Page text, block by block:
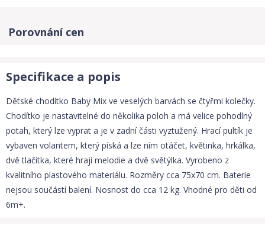
Porovnání cen
Specifikace a popis
Dětské chodítko Baby Mix ve veselých barvách se čtyřmi kolečky.
Chodítko je nastavitelné do několika poloh a má velice pohodlný
potah, který lze vyprat a je v zadní části vyztužený. Hrací pultík je
vybaven volantem, který píská a lze ním otáčet, květinka, hrkálka,
dvě tlačítka, které hrají melodie a dvě světýlka. Vyrobeno z
kvalitního plastového materiálu. Rozměry cca 75x70 cm. Baterie
nejsou součástí balení. Nosnost do cca 12 kg. Vhodné pro děti od
6m+.